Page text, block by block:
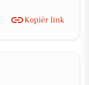
Kopiér link